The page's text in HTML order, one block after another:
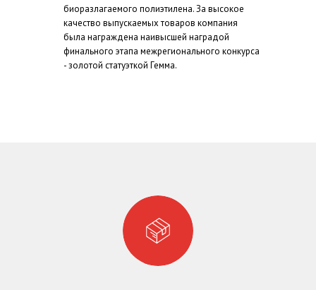
биоразлагаемого полиэтилена. За высокое
качество выпускаемых товаров компания
была награждена наивысшей наградой
финального этапа межрегионального конкурса
- золотой статуэткой Гемма.